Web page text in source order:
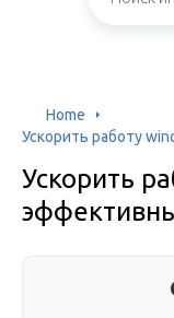
Home
Ускорить работу
Ускорить